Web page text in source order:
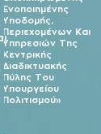
Ενοποιημένης
Υποδομής,
Περιεχομένων Και
Υπηρεσιών Της
Κεντρικής
Διαδικτυακής
Πύλης Του
Υπουργείου
Πολιτισμού»